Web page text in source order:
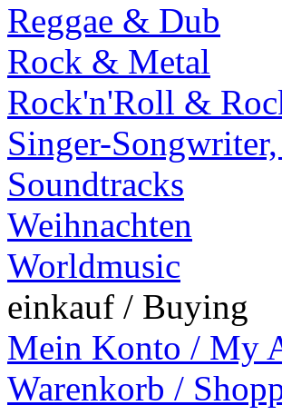
Reggae & Dub
Rock & Metal
Rock'n'Roll &
Singer-
Soundtracks
Weihnachten
Worldmusic
einkauf / Buying
Mein Konto / My
Warenkorb /